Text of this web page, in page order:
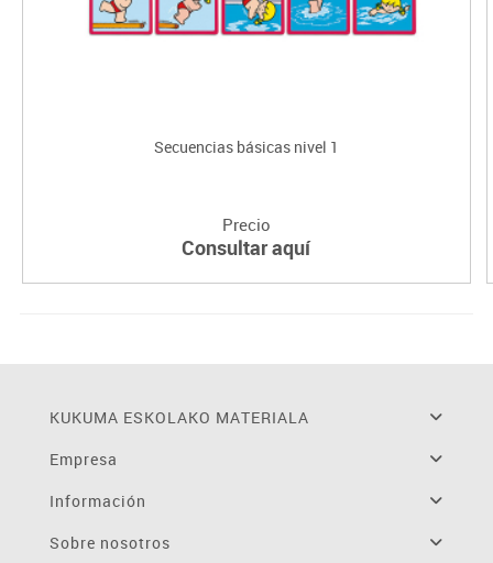
Secuencias básicas nivel 1
Precio
Consultar aquí
KUKUMA ESKOLAKO MATERIALA
Empresa
Información
Sobre nosotros